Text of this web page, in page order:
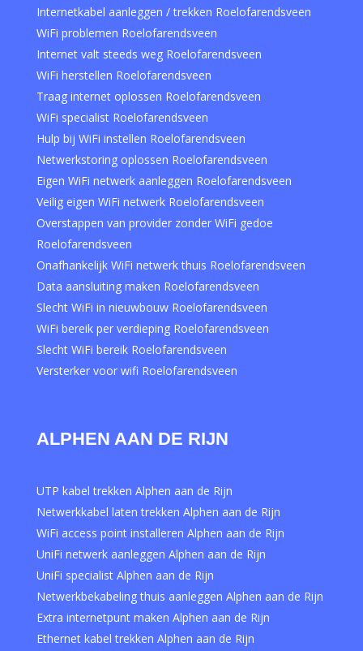
Internetkabel aanleggen / trekken Roelofarendsveen
WiFi problemen Roelofarendsveen
Internet valt steeds weg Roelofarendsveen
WiFi herstellen Roelofarendsveen
Traag internet oplossen Roelofarendsveen
WiFi specialist Roelofarendsveen
Hulp bij WiFi instellen Roelofarendsveen
Netwerkstoring oplossen Roelofarendsveen
Eigen WiFi netwerk aanleggen Roelofarendsveen
Veilig eigen WiFi netwerk Roelofarendsveen
Overstappen van provider zonder WiFi gedoe
Roelofarendsveen
Onafhankelijk WiFi netwerk thuis Roelofarendsveen
Data aansluiting maken Roelofarendsveen
Slecht WiFi in nieuwbouw Roelofarendsveen
WiFi bereik per verdieping Roelofarendsveen
Slecht WiFi bereik Roelofarendsveen
Versterker voor wifi Roelofarendsveen
ALPHEN AAN DE RIJN
UTP kabel trekken Alphen aan de Rijn
Netwerkkabel laten trekken Alphen aan de Rijn
WiFi access point installeren Alphen aan de Rijn
UniFi netwerk aanleggen Alphen aan de Rijn
UniFi specialist Alphen aan de Rijn
Netwerkbekabeling thuis aanleggen Alphen aan de Rijn
Extra internetpunt maken Alphen aan de Rijn
Ethernet kabel trekken Alphen aan de Rijn